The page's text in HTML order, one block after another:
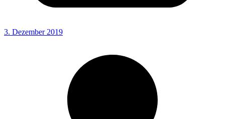
3. Dezember 2019